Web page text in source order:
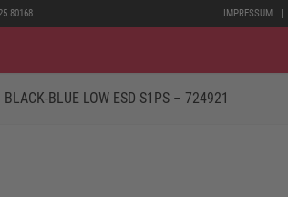
IMPRESSUM
80168
BLUE LOW ESD S1PS – 724921